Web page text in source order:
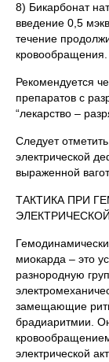
8) Бикарбонат
введение 0,5
течение
кровообращения.
Рекомендуется
препаратов с
“лекарство –
Следует
электрической
выраженной
ТАКТИКА ПРИ
миокарда – это
разнородную
замещающие
брадиаритмии.
электрической